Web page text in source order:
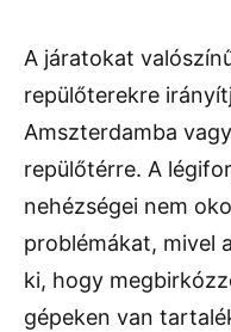
A járatokat
repülőterekre
Amszterdamba
repülőtérre. A
nehézségei nem
problémákat, mivel
ki, hogy
gépeken van